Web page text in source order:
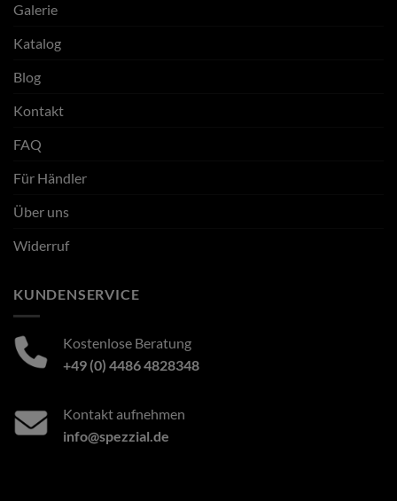
Galerie
Katalog
Blog
Kontakt
FAQ
Für Händler
Über uns
Widerruf
KUNDENSERVICE
Kostenlose Beratung
+49 (0) 4486 4828348
Kontakt aufnehmen
info@spezzial.de